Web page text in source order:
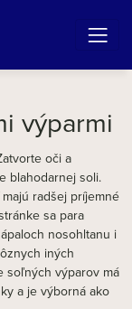
výparmi
oči a
blahodarnej soli.
radšej príjemné
sa para
nosohltanu i
iných
soľných výparov má
a je výborná ako